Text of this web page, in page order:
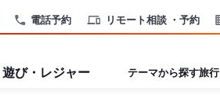
電話予約 リモート相談 ・予約
遊び・レジャー テーマから探す旅行